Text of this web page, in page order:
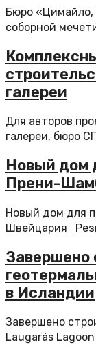
Бюро «Цимайло,
соборной
галереи
Для авторов
галереи, бюро
Новый дом
Прени-
Новый дом для
Швейцария
Завершено
в Исландии
Завершено
Laugarás